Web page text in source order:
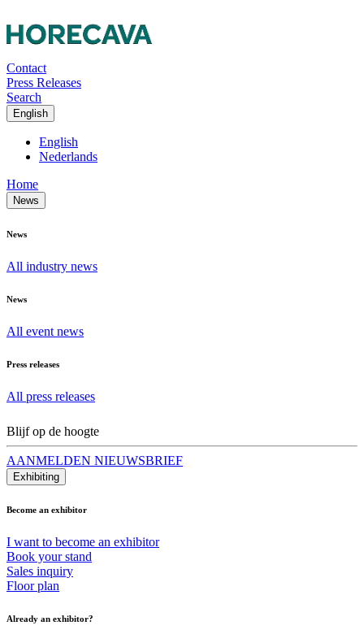
Contact
Press Releases
Search
English
English
Nederlands
Home
News
News
All industry news
News
All event news
Press releases
All press releases
Blijf op de hoogte
AANMELDEN NIEUWSBRIEF
Exhibiting
Become an exhibitor
I want to become an exhibitor
Book your stand
Sales inquiry
Floor plan
Already an exhibitor?